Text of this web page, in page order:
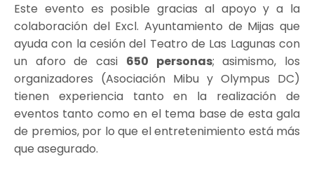
Este evento es posible gracias al apoyo y a la
colaboración del Excl. Ayuntamiento de Mijas​ que
ayuda con la cesión del Teatro de Las Lagunas con
un aforo de casi 650 personas; asimismo, los
organizadores (Asociación Mibu y Olympus DC)
tienen experiencia tanto en la realización de
eventos tanto como en el tema base de esta gala
de premios, por lo que el entretenimiento está más
que asegurado.